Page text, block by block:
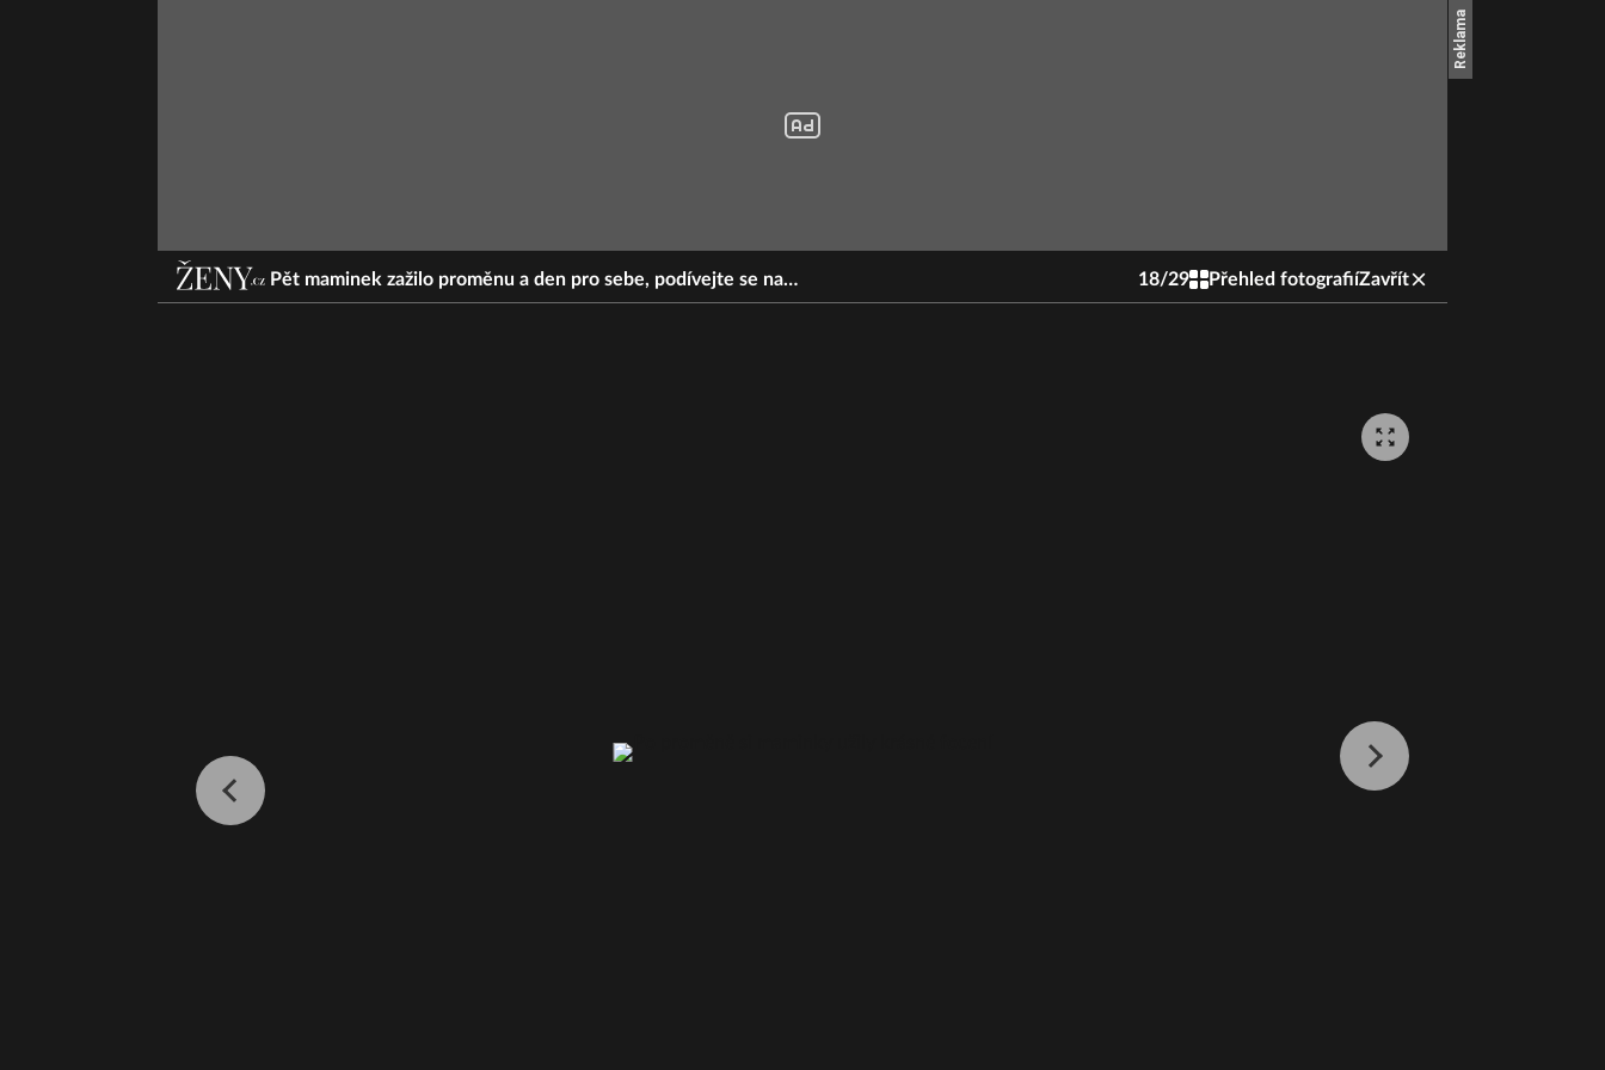
Pět maminek zažilo proměnu a den pro sebe, podívejte se na… 18/29 Přehled fotografiíZavřít